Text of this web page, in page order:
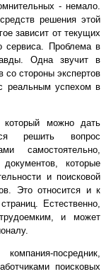
- немало.
решения этой
зависит от текущих
сервиса. Проблема в
Одна звучит в
со стороны экспертов
реальным успехом в
который можно дать
решить вопрос
самостоятельно,
которые
и поисковой
Это относится и к
Естественно,
и может
посредник,
поисковых